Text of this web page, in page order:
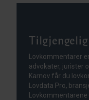
Lovkommentarer
advokater, jurister
Karnov får du
Lovdata Pro,
Lovkommentarene